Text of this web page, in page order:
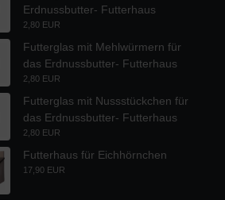
Erdnussbutter- Futterhaus
2,80 EUR
Futterglas mit Mehlwürmern für
das Erdnussbutter- Futterhaus
2,80 EUR
Futterglas mit Nussstückchen für
das Erdnussbutter- Futterhaus
2,80 EUR
Futterhaus für Eichhörnchen
17,90 EUR